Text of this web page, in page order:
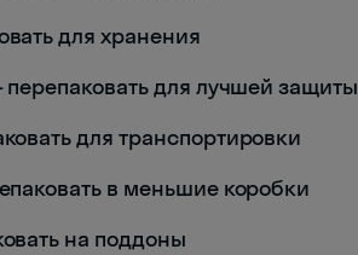
для хранения
для лучшей защиты
для транспортировки
в меньшие коробки
на поддоны